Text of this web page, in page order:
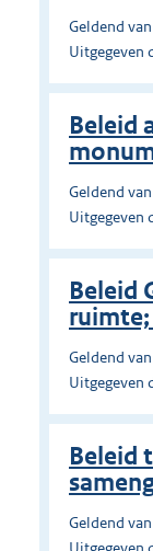
Geldend
Uitgegeven
Beleid
Geldend
Uitgegeven
Beleid
Geldend
Uitgegeven
Beleid
Geldend